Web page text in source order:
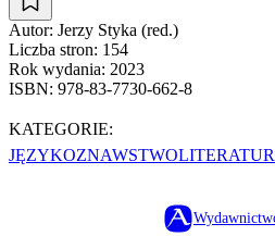
Autor: Jerzy Styka (red.)
Liczba stron: 154
Rok wydania: 2023
ISBN: 978-83-7730-662-8
KATEGORIE:
JĘZYKOZNAWSTWO